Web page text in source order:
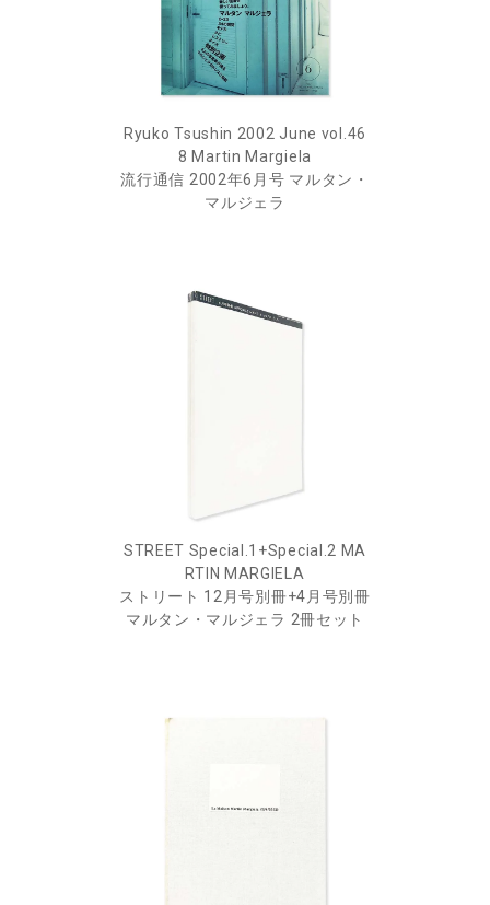
Ryuko Tsushin 2002 June vol.46
8 Martin Margiela
流行通信 2002年6月号 マルタン・
マルジェラ
STREET Special.1+Special.2 MA
RTIN MARGIELA
ストリート 12月号別冊+4月号別冊
マルタン・マルジェラ 2冊セット